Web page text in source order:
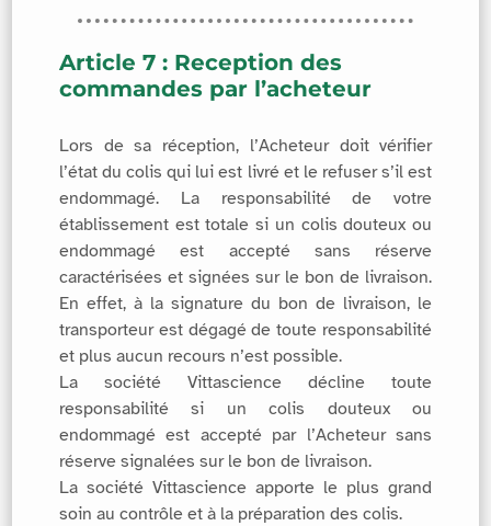
Article 7 : Reception des
commandes par l’acheteur
Lors de sa réception, l’Acheteur doit vérifier
l’état du colis qui lui est livré et le refuser s’il est
endommagé. La responsabilité de votre
établissement est totale si un colis douteux ou
endommagé est accepté sans réserve
caractérisées et signées sur le bon de livraison.
En effet, à la signature du bon de livraison, le
transporteur est dégagé de toute responsabilité
et plus aucun recours n’est possible.
La société Vittascience décline toute
responsabilité si un colis douteux ou
endommagé est accepté par l’Acheteur sans
réserve signalées sur le bon de livraison.
La société Vittascience apporte le plus grand
soin au contrôle et à la préparation des colis.